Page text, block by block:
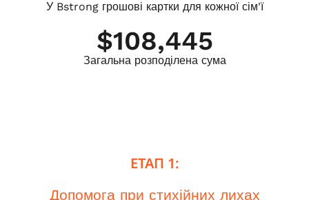
У Bstrong грошові картки для кожної сім'ї
Загальна розподілена сума
$108,445
ЕТАП 1:
Допомога при стихійних лихах